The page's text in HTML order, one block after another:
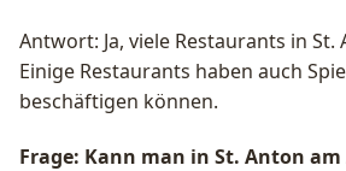
Antwort: Ja, viele Restaurants in
Einige Restaurants haben auch
beschäftigen können.
Frage: Kann man in St. Anton